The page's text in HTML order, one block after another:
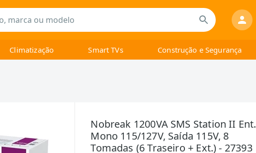
Climatização Smart TVs Construção e Segurança
Nobreak 1200VA SMS Station II Ent.
Mono 115/127V, Saída 115V, 8
Tomadas (6 Traseiro + Ext.) - 27393